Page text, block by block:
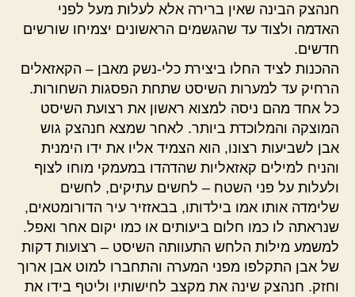
חנהצק הבינה שאין ברירה אלא לעלות מעל לפני
האדמה ולצוד עד שהגשמים הראשונים יצמיחו שורשים
חדשים.
ההכנות לציד החלו ביצירת כלי-נשק מאבן – הקאזאלים
הרחיק עד למערות השיסט שתחת הפסגות השחורות.
כל אחד מהם ניסה למצוא ראשון את רצועת השיסט
המוצקה והמלוכדת ביותר. לאחר שמצא חנהצק גוש
אבן לשביעות רצונו, הוא הצמיד אליו את ידו הימנית
והניח למילים קאזאליות שהדהדו במעמקי מוחו לצוף
ולעלות על פני השטח – לחשים עתיקים, לחשים
שלימדה אותו אמו בילדותו, בבאזזיר עיר הדורומטאים,
שנראתה לו כמו חלום ביעותים או כמו יקום אחר ואפל.
למשמע מילות הלחש התעוותה השיסט – רצועות דקות
של אבן התקלפו מפני המערה והתחברו למוט אבן ארוך
וחזק. חנהצק שינה את מקצב לחישותיו וליטף בידו את